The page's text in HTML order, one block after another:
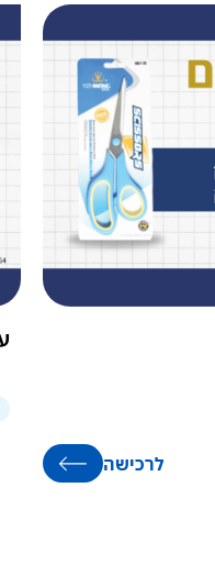
לרכישה